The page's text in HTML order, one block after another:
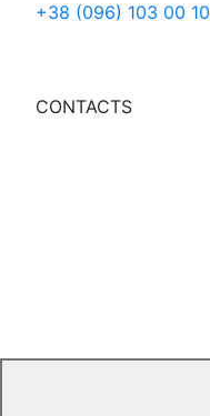
+38 (096) 103 00 10
CONTACTS